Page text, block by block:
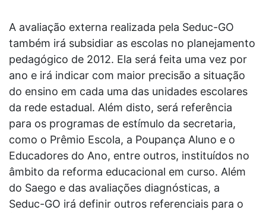
A avaliação externa realizada pela Seduc-GO
também irá subsidiar as escolas no planejamento
pedagógico de 2012. Ela será feita uma vez por
ano e irá indicar com maior precisão a situação
do ensino em cada uma das unidades escolares
da rede estadual. Além disto, será referência
para os programas de estímulo da secretaria,
como o Prêmio Escola, a Poupança Aluno e o
Educadores do Ano, entre outros, instituídos no
âmbito da reforma educacional em curso. Além
do Saego e das avaliações diagnósticas, a
Seduc-GO irá definir outros referenciais para o